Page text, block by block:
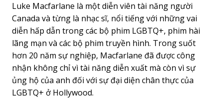
Luke Macfarlane là một diễn viên tài năng người
Canada và từng là nhạc sĩ, nổi tiếng với những vai
diễn hấp dẫn trong các bộ phim LGBTQ+, phim hài
lãng mạn và các bộ phim truyền hình. Trong suốt
hơn 20 năm sự nghiệp, Macfarlane đã được công
nhận không chỉ vì tài năng diễn xuất mà còn vì sự
ủng hộ của anh đối với sự đại diện chân thực của
LGBTQ+ ở Hollywood.